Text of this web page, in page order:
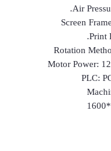
Air
Screen
Print
Rotation
Motor Power:
PLC: